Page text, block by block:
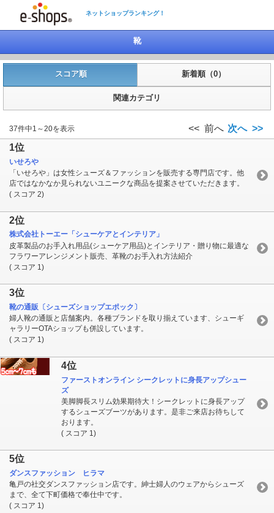
ネットショップランキング！
靴
スコア順 新着順（0）
関連カテゴリ
37件中1～20を表示 << 前へ 次へ >>
1位
いせろや
「いせろや」は女性シューズ＆ファッションを販売する専門店です。他
店ではなかなか見られないユニークな商品を提案させていただきます。
( スコア 2)
2位
株式会社トーエー「シューケアとインテリア」
皮革製品のお手入れ用品(シューケア用品)とインテリア・贈り物に最適な
フラワーアレンジメント販売、革靴のお手入れ方法紹介
( スコア 1)
3位
靴の通販〔シューズショップエポック〕
婦人靴の通販と店舗案内。各種ブランドを取り揃えています、シューギ
ャラリーOTAショップも併設しています。
( スコア 1)
4位
ファーストオンライン シークレットに身長アップシュー
ズ
美脚脚長スリム効果期待大！シークレットに身長アップ
するシューズブーツがあります。是非ご来店お待ちして
おります。
( スコア 1)
5位
ダンスファッション ヒラマ
亀戸の社交ダンスファッション店です。紳士婦人のウェアからシューズ
まで、全て下町価格で奉仕中です。
( スコア 1)